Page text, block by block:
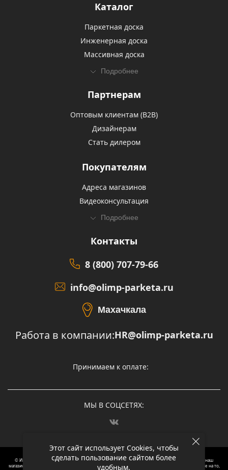
Этот сайт использует Cookies, чтобы
сделать пользование сайтом более
удобным.
Каталог
Паркетная доска
Инженерная доска
Массивная доска
Подробнее
Партнерам
Оптовым клиентам (В2В)
Дизайнерам
Стать дилером
Покупателям
Адреса магазинов
Видеоконсультация
Подробнее
Контакты
8 (800) 707-79-66
info@olimp-parketa.ru
Махачкала
Работа в компании:HR@olimp-parketa.ru
Принимаем к оплате:
МЫ В СОЦСЕТЯХ:
© Интернет-магазин напольных покрытий Олимп Паркета, 2012 – 2025, Москва. Обращаясь в наш
магазин, вы даете согласие на обработку ваших персональных данных.
Oбращаем вaше внимaние нa то,